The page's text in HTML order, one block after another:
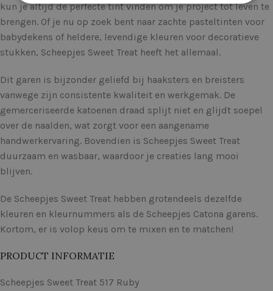
kun je altijd de perfecte tint vinden om je project tot leven te
brengen. Of je nu op zoek bent naar zachte pasteltinten voor
babydekens of heldere, levendige kleuren voor decoratieve
stukken, Scheepjes Sweet Treat heeft het allemaal.
Dit garen is bijzonder geliefd bij haaksters en breisters
vanwege zijn consistente kwaliteit en werkgemak. De
gemerceriseerde katoenen draad splijt niet en glijdt soepel
over de naalden, wat zorgt voor een aangename
handwerkervaring. Bovendien is Scheepjes Sweet Treat
duurzaam en wasbaar, waardoor je creaties lang mooi
blijven.
De Scheepjes Sweet Treat hebben grotendeels dezelfde
kleuren en kleurnummers als de Scheepjes Catona garens.
Kortom, er is volop keus om te mixen en te matchen!
PRODUCT INFORMATIE
Scheepjes Sweet Treat 517 Ruby